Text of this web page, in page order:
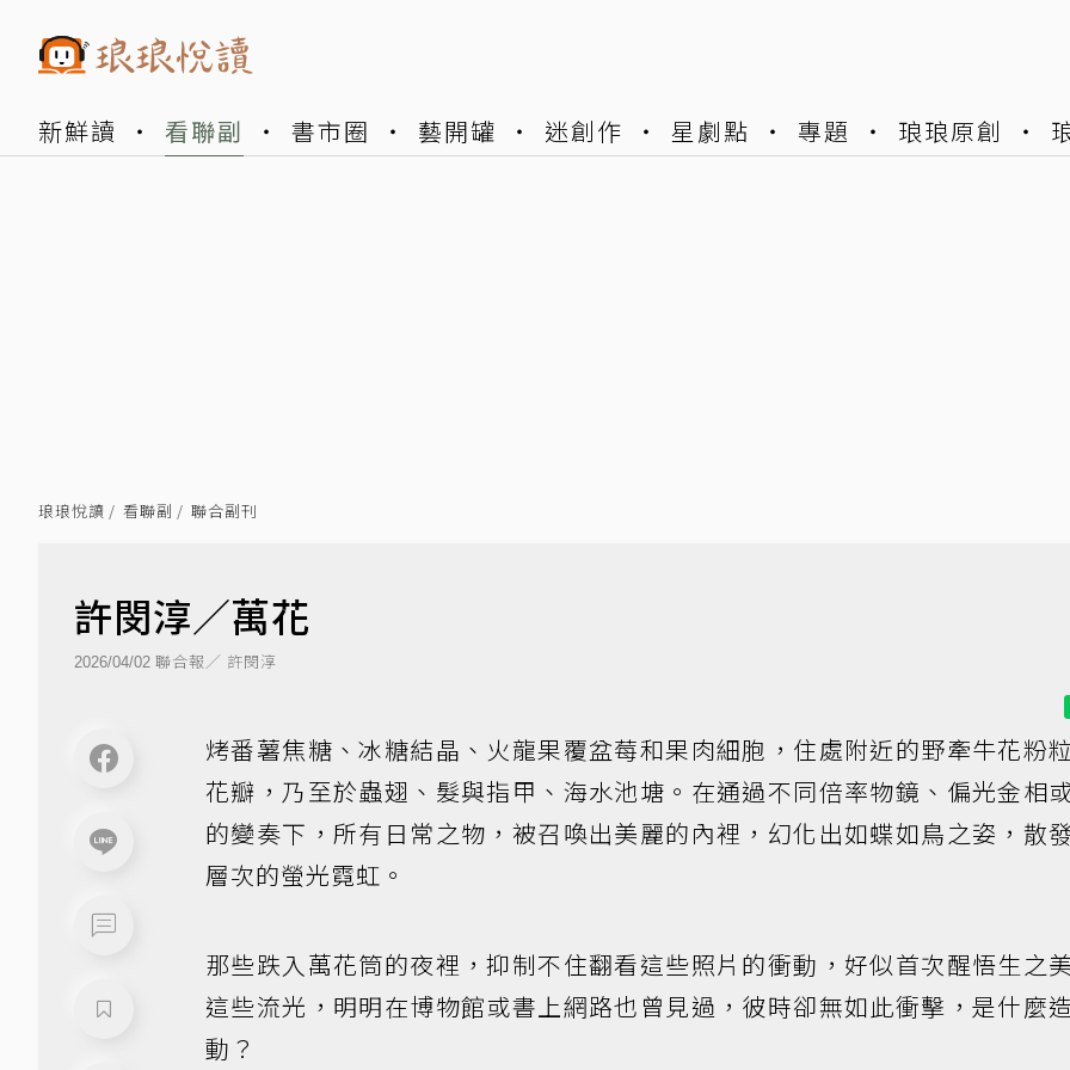
新鮮讀 看聯副 書市圈 藝開罐 迷創作 星劇點 專題 琅琅原創
琅琅悅讀 看聯副 聯合副刊
許閔淳／萬花
2026/04/02 聯合報／ 許閔淳
烤番薯焦糖、冰糖結晶、火龍果覆盆莓和果肉細胞，住處附近的野牽牛花粉
花瓣，乃至於蟲翅、髮與指甲、海水池塘。在通過不同倍率物鏡、偏光金相
的變奏下，所有日常之物，被召喚出美麗的內裡，幻化出如蝶如鳥之姿，散
層次的螢光霓虹。
那些跌入萬花筒的夜裡，抑制不住翻看這些照片的衝動，好似首次醒悟生之
這些流光，明明在博物館或書上網路也曾見過，彼時卻無如此衝擊，是什麼
動？